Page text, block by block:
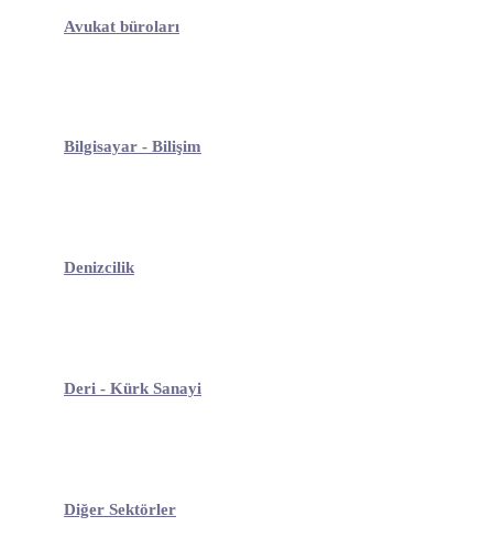
Avukat büroları
Bilgisayar - Bilişim
Denizcilik
Deri - Kürk Sanayi
Diğer Sektörler